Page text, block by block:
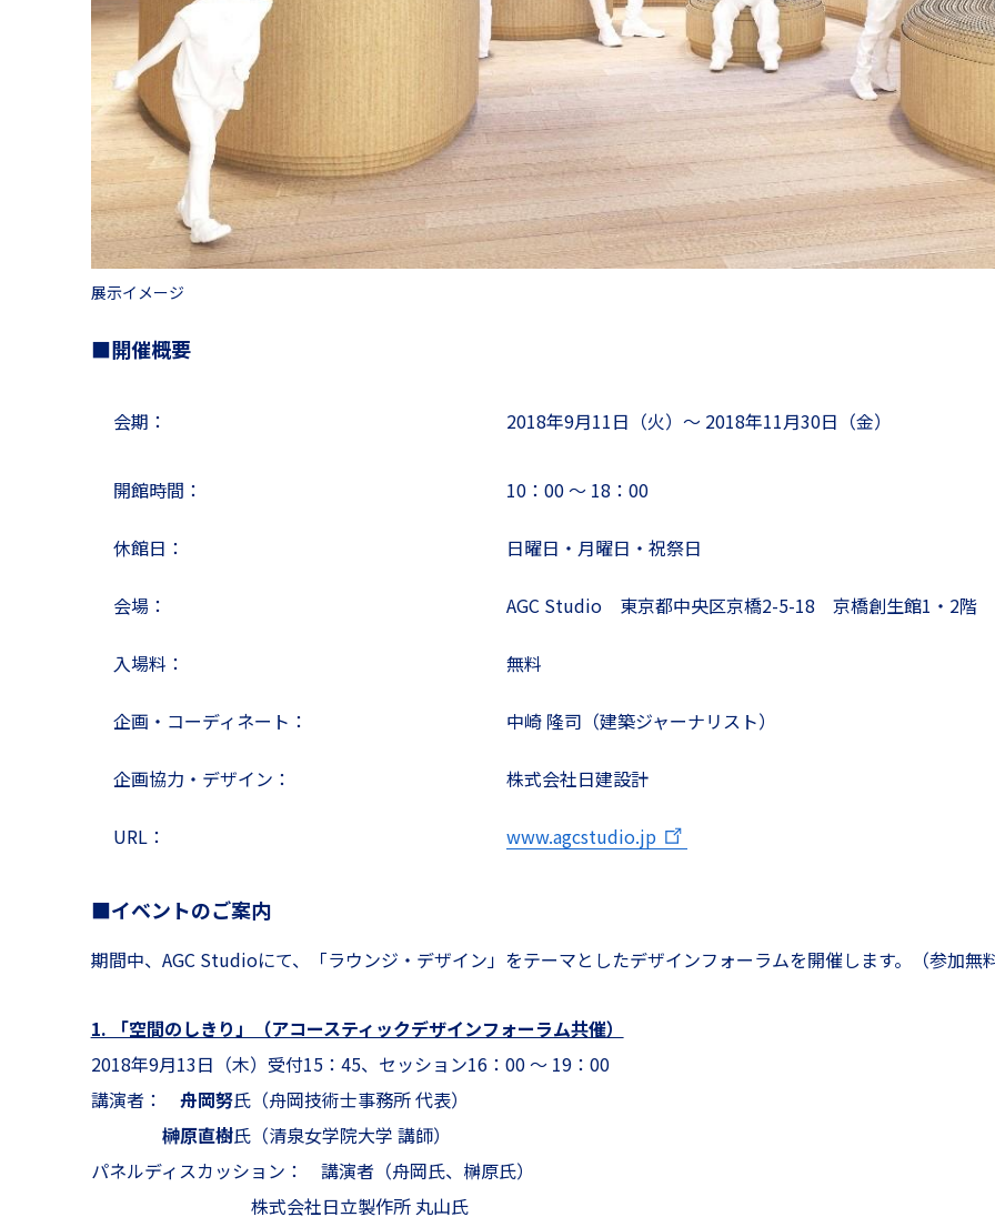
展示イメージ
■開催概要
会期： 2018年9月11日（火）～ 2018年11月30日（金）
開館時間： 10：00 ～ 18：00
休館日： 日曜日・月曜日・祝祭日
会場： AGC Studio 東京都中央区京橋2-5-18 京橋創生館1・2階
入場料： 無料
企画・コーディネート： 中崎 隆司（建築ジャーナリスト）
企画協力・デザイン： 株式会社日建設計
URL： www.agcstudio.jp
■イベントのご案内
期間中、AGC Studioにて、「ラウンジ・デザイン」をテーマとしたデザインフォーラムを開催します。（参加無
1. 「空間のしきり」（アコースティックデザインフォーラム共催）
2018年9月13日（木）受付15：45、セッション16：00 ～ 19：00
講演者： 舟岡努氏（舟岡技術士事務所 代表）
榊原直樹氏（清泉女学院大学 講師）
パネルディスカッション： 講演者（舟岡氏、榊原氏）
株式会社日立製作所 丸山氏